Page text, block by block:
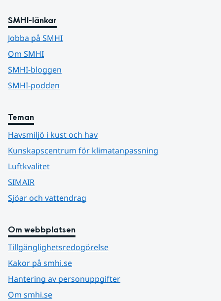
SMHI-länkar
Jobba på SMHI
Om SMHI
SMHI-bloggen
SMHI-podden
Teman
Havsmiljö i kust och hav
Kunskapscentrum för klimatanpassning
Luftkvalitet
SIMAIR
Sjöar och vattendrag
Om webbplatsen
Tillgänglighetsredogörelse
Kakor på smhi.se
Hantering av personuppgifter
Om smhi.se